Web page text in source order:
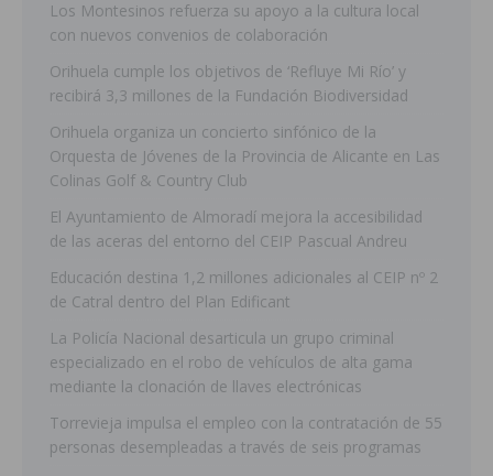
Los Montesinos refuerza su apoyo a la cultura local
con nuevos convenios de colaboración
Orihuela cumple los objetivos de ‘Refluye Mi Río’ y
recibirá 3,3 millones de la Fundación Biodiversidad
Orihuela organiza un concierto sinfónico de la
Orquesta de Jóvenes de la Provincia de Alicante en Las
Colinas Golf & Country Club
El Ayuntamiento de Almoradí mejora la accesibilidad
de las aceras del entorno del CEIP Pascual Andreu
Educación destina 1,2 millones adicionales al CEIP nº 2
de Catral dentro del Plan Edificant
La Policía Nacional desarticula un grupo criminal
especializado en el robo de vehículos de alta gama
mediante la clonación de llaves electrónicas
Torrevieja impulsa el empleo con la contratación de 55
personas desempleadas a través de seis programas